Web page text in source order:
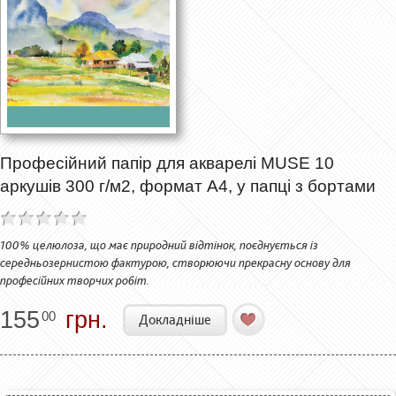
Професійний папір для акварелі MUSE 10
аркушів 300 г/м2, формат А4, у папці з бортами
100% целюлоза, що має природний відтінок, поєднується із
середньозернистою фактурою, створюючи прекрасну основу для
професійних творчих робіт.
15500 грн. Докладніше